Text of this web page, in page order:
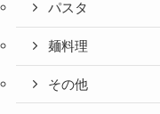
パスタ
麺料理
その他